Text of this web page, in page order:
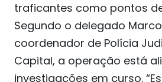
traficantes como pontos
Segundo o delegado
coordenador de Polícia
Capital, a operação está
investigações em curso.